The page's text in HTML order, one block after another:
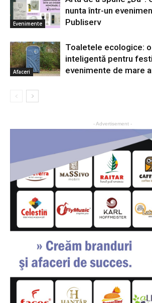
Evenimente
nunta într-un
Publiserv
Afaceri
Toaletele ecologice:
inteligentă pentru
evenimente de mare
- Advertisement -